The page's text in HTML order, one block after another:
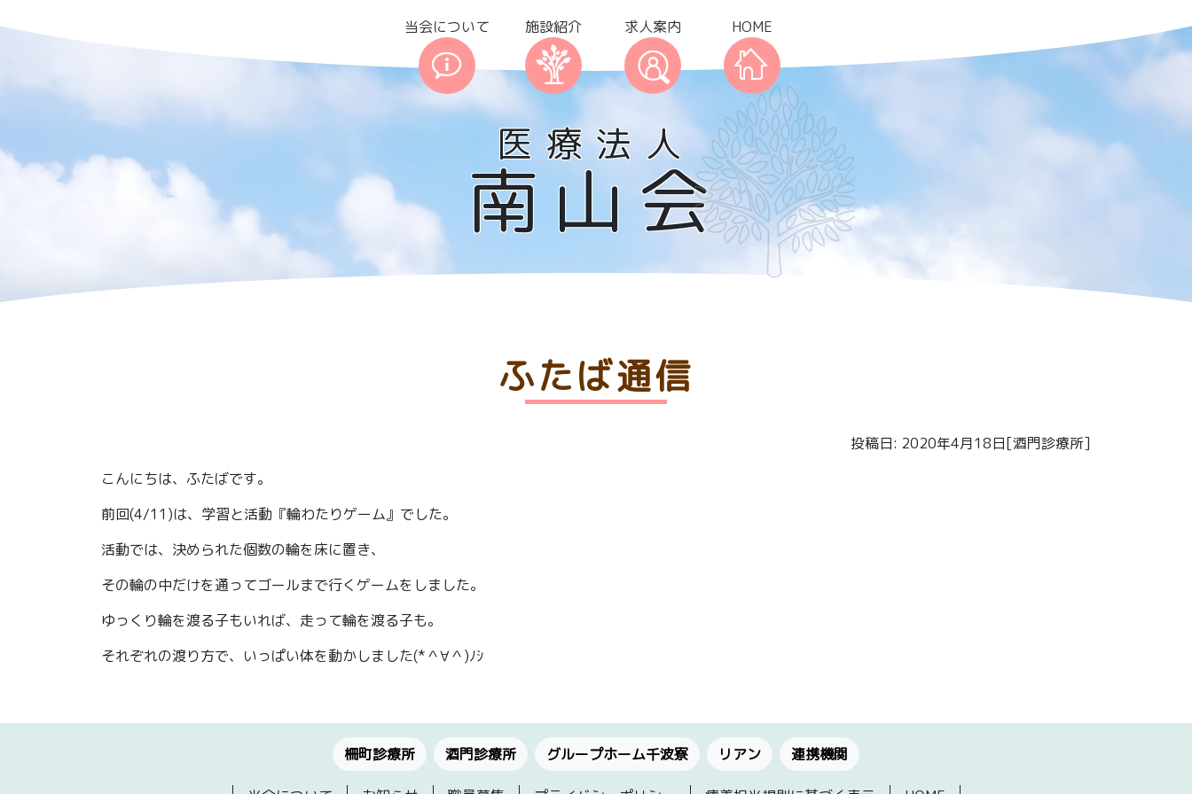
当会について 施設紹介 求人案内 HOME
医療法人
南山会
ふたば通信
投稿日: 2020年4月18日[酒門診療所]
こんにちは、ふたばです。
前回(4/11)は、学習と活動『輪わたりゲーム』でした。
活動では、決められた個数の輪を床に置き、
その輪の中だけを通ってゴールまで行くゲームをしました。
ゆっくり輪を渡る子もいれば、走って輪を渡る子も。
それぞれの渡り方で、いっぱい体を動かしました(*＾∀＾)ﾉｼ
柵町診療所 酒門診療所 グループホーム千波寮 リアン 連携機関